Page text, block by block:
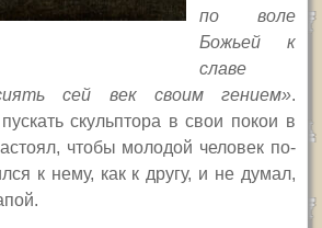
по воле
Божьей к
славе
сей век своим гением».
скульптора в свои покои в
чтобы молодой человек по-
к нему, как к другу, и не думал,